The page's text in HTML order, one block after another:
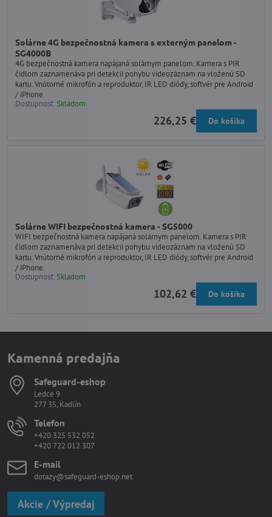
Solárne 4G bezpečnostná kamera s externým panelom -
SG4000B
4G bezpečnostná kamera napájaná solárnym panelom. Kamera s PIR
čidlom zaznamenáva pri detekcii pohybu videozáznam na vloženú SD
kartu. Vnútorné mikrofón a reproduktor, IR LED diódy, softvér pre Android
/ iPhone.
Dostupnosť:Skladom
226,25 € Do košíka
Solárne WIFI bezpečnostná kamera - SG5000
WIFI bezpečnostná kamera napájaná solárnym panelom. Kamera s PIR
čidlom zaznamenáva pri detekcii pohybu videozáznam na vloženú SD
kartu. Vnútorné mikrofón a reproduktor, IR LED diódy, softvér pre Android
/ iPhone.
Dostupnosť:Skladom
102,62 € Do košíka
Kamenná predajňa
Safeguard-eshop
Ledce 9
277 35, Kadlín
Telefon
+420 325 532 052
+420 722 012 307
E-mail
dotazy@safeguard-eshop.net
Akcie / Výpredaj